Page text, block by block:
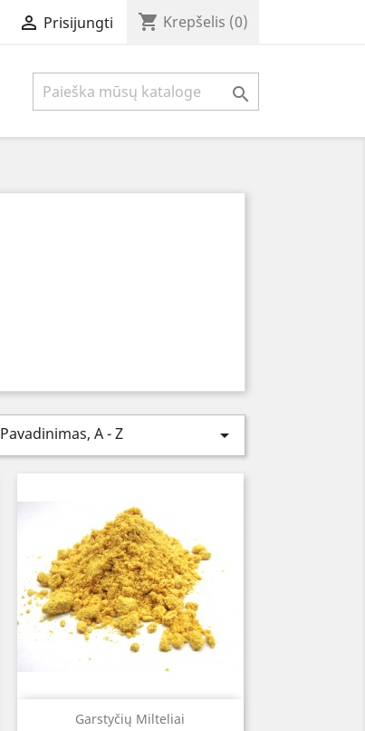
 Prisijungti shopping_cart Krepšelis (0)

Pavadinimas, A - Z 
Garstyčių Milteliai
Greita peržiūra